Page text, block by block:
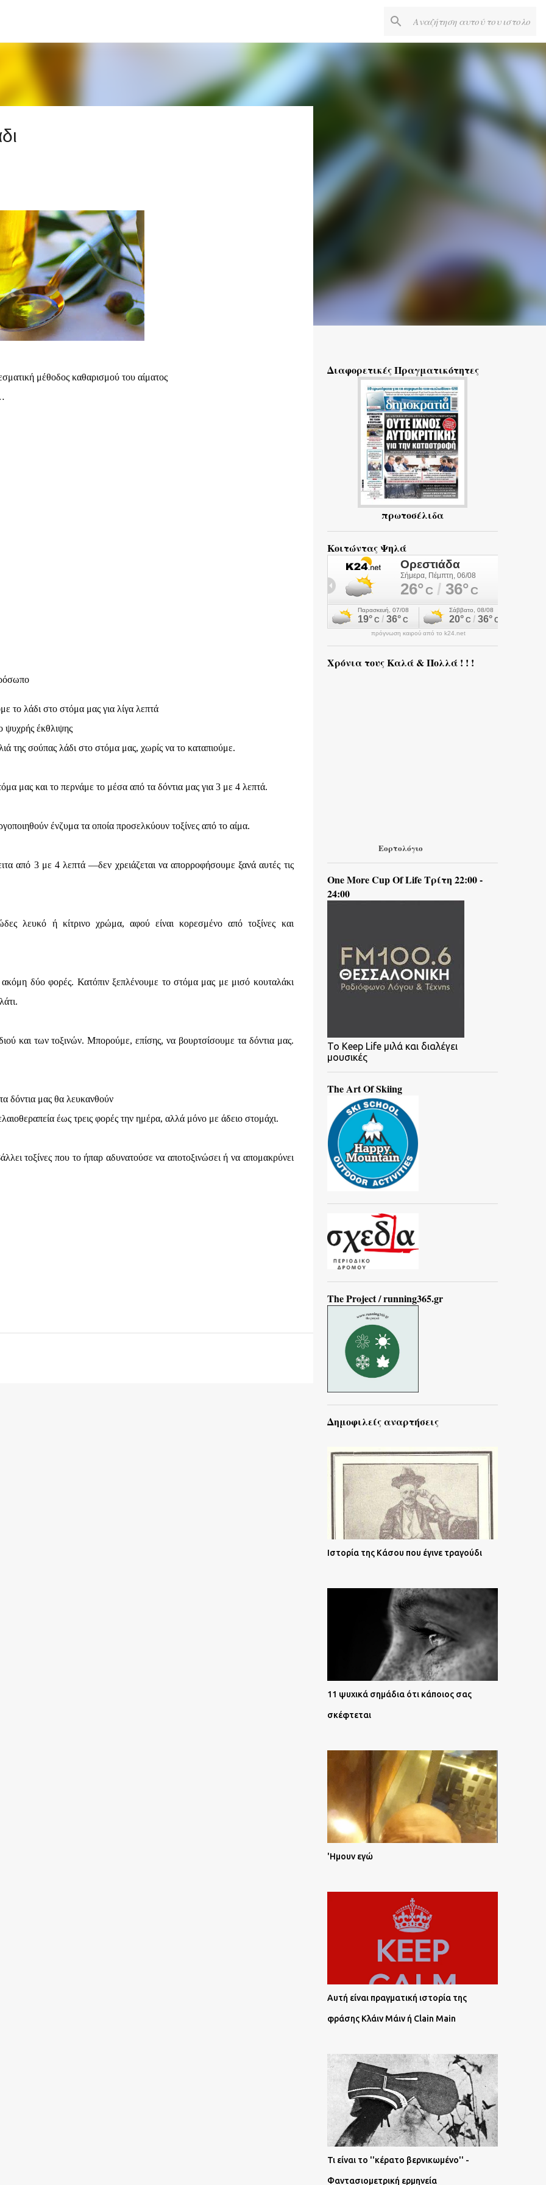
μέθοδος καθαρισμού του αίματος
το λάδι στο στόμα μας για λίγα λεπτά
ψυχρής έκθλιψης
της σούπας λάδι στο στόμα μας, χωρίς να το καταπιούμε.
μας και το περνάμε το μέσα από τα δόντια μας για 3 με 4 λεπτά.
ένζυμα τα οποία προσελκύουν τοξίνες από το αίμα.
από 3 με 4 λεπτά —δεν χρειάζεται να απορροφήσουμε ξανά αυτές τις
λευκό ή κίτρινο χρώμα, αφού είναι κορεσμένο από τοξίνες και
δύο φορές. Κατόπιν ξεπλένουμε το στόμα μας με μισό κουταλάκι
και των τοξινών. Μπορούμε, επίσης, να βουρτσίσουμε τα δόντια μας.
δόντια μας θα λευκανθούν
έως τρεις φορές την ημέρα, αλλά μόνο με άδειο στομάχι.
τοξίνες που το ήπαρ αδυνατούσε να αποτοξινώσει ή να απομακρύνει
Διαφορετικές Πραγματικότητες
πρωτοσέλιδα
Κοιτώντας Ψηλά
πρόγνωση καιρού από το k24.net
Χρόνια τους Καλά & Πολλά ! ! !
Εορτολόγιο
One More Cup Of Life Τρίτη 22:00 -
24:00
To Keep Life μιλά και διαλέγει
μουσικές
The Art Of Skiing
The Project / running365.gr
Δημοφιλείς αναρτήσεις
Ιστορία της Κάσου που έγινε τραγούδι
11 ψυχικά σημάδια ότι κάποιος σας
σκέφτεται
'Ημουν εγώ
Αυτή είναι πραγματική ιστορία της
φράσης Κλάιν Μάιν ή Clain Main
Τι είναι το ''κέρατο βερνικωμένο'' -
Φαντασιομετρική ερμηνεία